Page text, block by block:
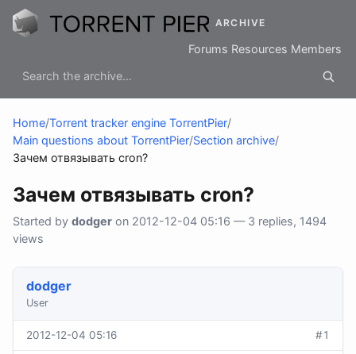
ARCHIVE
Forums Resources Members
Home/Torrent tracker engine TorrentPier/
Main questions about TorrentPier/Section archive/
Зачем отвязывать cron?
Зачем отвязывать cron?
Started by dodger on 2012-12-04 05:16 — 3 replies, 1494
views
dodger
User
2012-12-04 05:16 #1